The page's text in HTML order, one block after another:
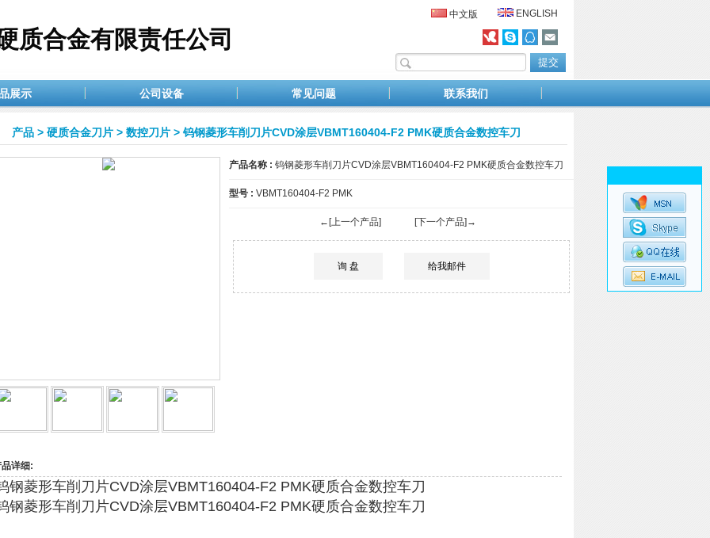
质合金有限责任公司
中文版 ENGLISH
展示 公司设备 常见问题 联系我们
产品 > 硬质合金刀片 > 数控刀片 > 钨钢菱形车削刀片CVD涂层VBMT160404-F2 PMK硬质合金数控车刀
产品名称 : 钨钢菱形车削刀片CVD涂层VBMT160404-F2 PMK硬质合金数控车刀
型号 : VBMT160404-F2 PMK
←[上一个产品] [下一个产品]→
询 盘 给我邮件
详细:
钢菱形车削刀片CVD涂层VBMT160404-F2 PMK硬质合金数控车刀
钢菱形车削刀片CVD涂层VBMT160404-F2 PMK硬质合金数控车刀